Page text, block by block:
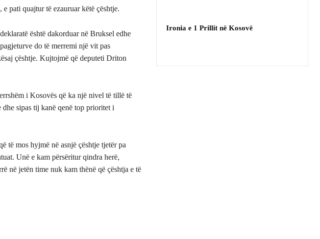
pati quajtur të ezauruar këtë çështje.
është dakorduar në Bruksel edhe
do të merremi një vit pas
çështje. Kujtojmë që deputeti Driton
i Kosovës që ka një nivel të tillë të
sipas tij kanë qenë top prioritet i
të mos hyjmë në asnjë çështje tjetër pa
Unë e kam përsëritur qindra herë,
në jetën time nuk kam thënë që çështja e të
Ironia e 1 Prillit në Kosovë